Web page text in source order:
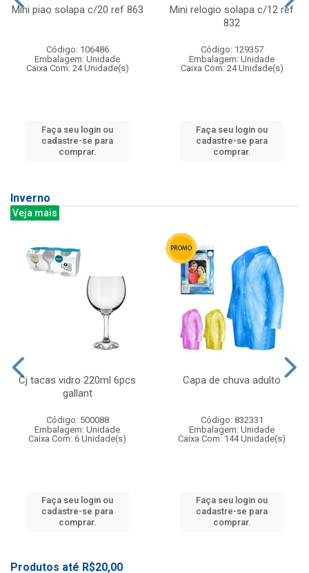
Mini piao solapa c/20 ref 863
Código: 106486
Embalagem: Unidade
Caixa Com: 24 Unidade(s)
Faça seu login ou
cadastre-se para
comprar.
Mini relogio solapa c/12 ref
832
Código: 129357
Embalagem: Unidade
Caixa Com: 24 Unidade(s)
Faça seu login ou
cadastre-se para
comprar.
Inverno
Veja mais
Cj tacas vidro 220ml 6pcs
gallant
Código: 500088
Embalagem: Unidade
Caixa Com: 6 Unidade(s)
Faça seu login ou
cadastre-se para
comprar.
Capa de chuva adulto
Código: 832331
Embalagem: Unidade
Caixa Com: 144 Unidade(s)
Faça seu login ou
cadastre-se para
comprar.
Produtos até R$20,00